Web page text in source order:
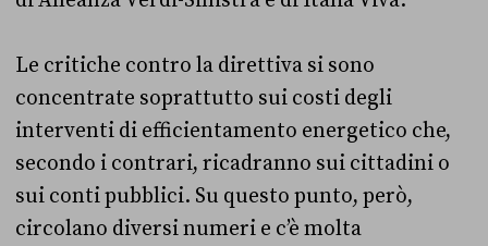
Le critiche contro la direttiva si sono
concentrate soprattutto sui costi degli
interventi di efficientamento energetico che,
secondo i contrari, ricadranno sui cittadini o
sui conti pubblici. Su questo punto, però,
circolano diversi numeri e c’è molta